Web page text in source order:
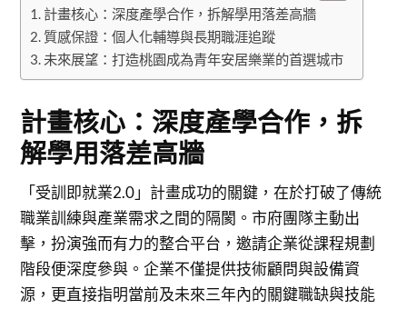
計畫核心：深度產學合作，拆解學用落差高牆
質感保證：個人化輔導與長期職涯追蹤
未來展望：打造桃園成為青年安居樂業的首選城市
計畫核心：深度產學合作，拆
解學用落差高牆
「受訓即就業2.0」計畫成功的關鍵，在於打破了傳統
職業訓練與產業需求之間的隔閡。市府團隊主動出
擊，扮演強而有力的整合平台，邀請企業從課程規劃
階段便深度參與。企業不僅提供技術顧問與設備資
源，更直接指明當前及未來三年內的關鍵職缺與技能